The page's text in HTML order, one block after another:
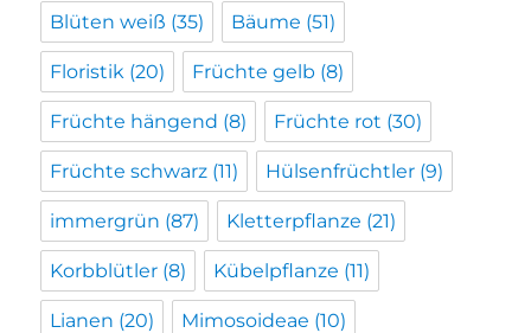
Blüten weiß (35) Bäume (51)
Floristik (20) Früchte gelb (8)
Früchte hängend (8) Früchte rot (30)
Früchte schwarz (11) Hülsenfrüchtler (9)
immergrün (87) Kletterpflanze (21)
Korbblütler (8) Kübelpflanze (11)
Lianen (20) Mimosoideae (10)